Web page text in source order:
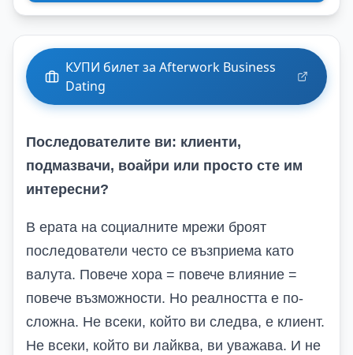
КУПИ билет за Afterwork Business
Dating
Последователите ви: клиенти,
подмазвачи, воайри или просто сте им
интересни?
В ерата на социалните мрежи броят
последователи често се възприема като
валута. Повече хора = повече влияние =
повече възможности. Но реалността е по-
сложна. Не всеки, който ви следва, е клиент.
Не всеки, който ви лайква, ви уважава. И не